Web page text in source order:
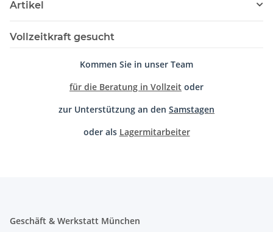
Artikel
Vollzeitkraft gesucht
Kommen Sie in unser Team
für die Beratung in Vollzeit oder
zur Unterstützung an den Samstagen
oder als Lagermitarbeiter
Geschäft & Werkstatt München